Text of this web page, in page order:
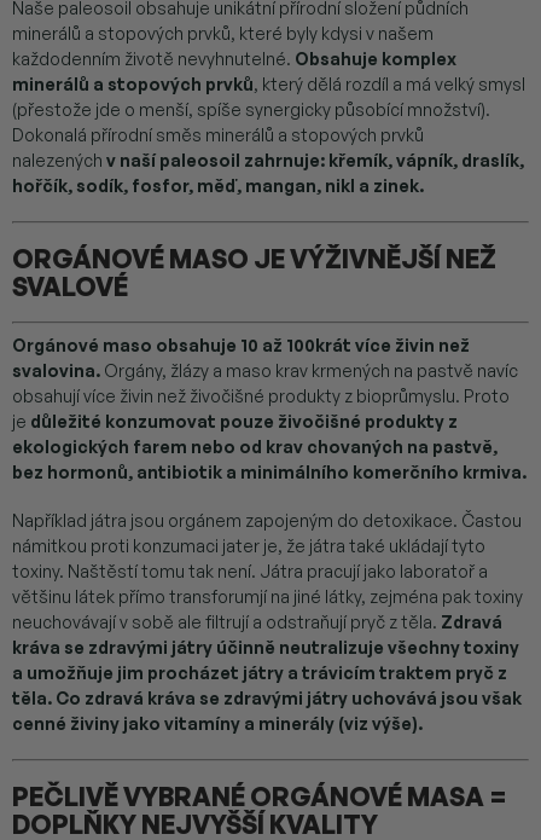
Naše paleosoil obsahuje unikátní přírodní složení půdních
minerálů a stopových prvků, které byly kdysi v našem
každodenním životě nevyhnutelné. Obsahuje komplex
minerálů a stopových prvků, který dělá rozdíl a má velký smysl
(přestože jde o menší, spíše synergicky působící množství).
Dokonalá přírodní směs minerálů a stopových prvků
nalezených v naší paleosoil zahrnuje: křemík, vápník, draslík,
hořčík, sodík, fosfor, měď, mangan, nikl a zinek.
ORGÁNOVÉ MASO JE VÝŽIVNĚJŠÍ NEŽ
SVALOVÉ
Orgánové maso obsahuje 10 až 100krát více živin než
svalovina. Orgány, žlázy a maso krav krmených na pastvě navíc
obsahují více živin než živočišné produkty z bioprůmyslu. Proto
je důležité konzumovat pouze živočišné produkty z
ekologických farem nebo od krav chovaných na pastvě,
bez hormonů, antibiotik a minimálního komerčního krmiva.
Například játra jsou orgánem zapojeným do detoxikace. Častou
námitkou proti konzumaci jater je, že játra také ukládají tyto
toxiny. Naštěstí tomu tak není. Játra pracují jako laboratoř a
většinu látek přímo transforumjí na jiné látky, zejména pak toxiny
neuchovávají v sobě ale filtrují a odstraňují pryč z těla. Zdravá
kráva se zdravými játry účinně neutralizuje všechny toxiny
a umožňuje jim procházet játry a trávicím traktem pryč z
těla. Co zdravá kráva se zdravými játry uchovává jsou však
cenné živiny jako vitamíny a minerály (viz výše).
PEČLIVĚ VYBRANÉ ORGÁNOVÉ MASA =
DOPLŇKY NEJVYŠŠÍ KVALITY